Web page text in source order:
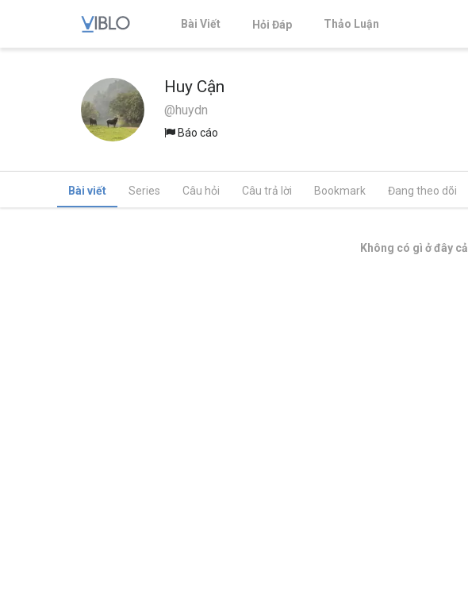
Bài Viết Hỏi Đáp Thảo Luận
Huy Cận
@huydn
Báo cáo
Bài viết Series Câu hỏi Câu trả lời Bookmark Đang theo dõi
Không có gì ở đây cả